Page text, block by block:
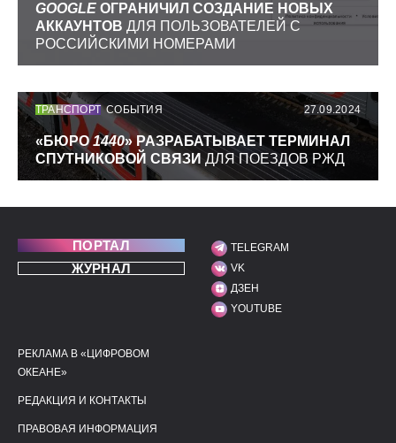
GOOGLE ОГРАНИЧИЛ СОЗДАНИЕ НОВЫХ
АККАУНТОВ ДЛЯ ПОЛЬЗОВАТЕЛЕЙ С
РОССИЙСКИМИ НОМЕРАМИ
ТРАНСПОРТ СОБЫТИЯ 27.09.2024
«БЮРО1440» РАЗРАБАТЫВАЕТ ТЕРМИНАЛ
СПУТНИКОВОЙ СВЯЗИ ДЛЯ ПОЕЗДОВ РЖД
ПОРТАЛ
ЖУРНАЛ
МЫ В СОЦИАЛЬНЫХ
TELEGRAM
VK
ДЗЕН
YOUTUBE
ПОЛЕЗНЫЕ ССЫЛКИ
РЕКЛАМА В «ЦИФРОВОМ
ОКЕАНЕ»
РЕДАКЦИЯ И КОНТАКТЫ
ПРАВОВАЯ ИНФОРМАЦИЯ